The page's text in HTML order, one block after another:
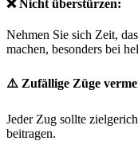
❌ Nicht überstürzen:
Nehmen Sie sich Zeit,
machen, besonders bei
⚠️ Zufällige Züge
Jeder Zug sollte
beitragen.